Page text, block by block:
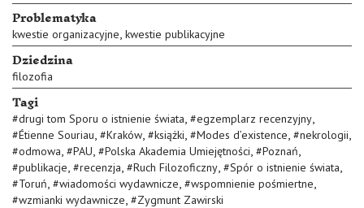
Problematyka
kwestie organizacyjne, kwestie publikacyjne
Dziedzina
filozofia
Tagi
#drugi tom Sporu o istnienie świata, #egzemplarz recenzyjny,
#Étienne Souriau, #Kraków, #książki, #Modes d’existence, #nekrologii,
#odmowa, #PAU, #Polska Akademia Umiejętności, #Poznań,
#publikacje, #recenzja, #Ruch Filozoficzny, #Spór o istnienie świata,
#Toruń, #wiadomości wydawnicze, #wspomnienie pośmiertne,
#wzmianki wydawnicze, #Zygmunt Zawirski